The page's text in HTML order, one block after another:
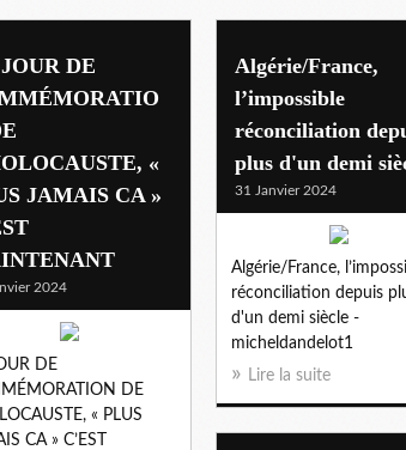
DE
«
JAMAIS CA »
2024
DE
DE
« PLUS
CA » C’EST
Algérie/France,
l’impossible
réconciliation
plus d'un demi
31 Janvier 2024
Algérie/France,
réconciliation depuis
d'un demi siècle -
micheldandelot1
Lire la suite